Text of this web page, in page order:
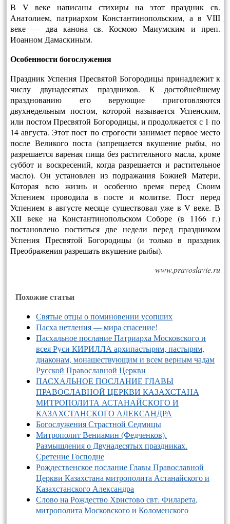
В V веке написаны стихиры на этот праздник св.
Анатолием, патриархом Константинопольским, а в VIII
веке — два канона св. Космою Маиумским и преп.
Иоанном Дамаскиным.
Особенности богослужения
Праздник Успения Пресвятой Богородицы принадлежит к
числу двунадесятых праздников. К достойнейшему
празднова­нию его верующие приготовляются
двухнедельным постом, которой называется Успенским,
или постом Пресвятой Богородицы, и продолжается с 1 по
14 августа. Этот пост по строгости занимает первое место
после Великого поста (запрещается вкушение рыбы, но
разрешается вареная пища без растительного масла, кроме
суббот и воскресений, когда разрешается и растительное
масло). Он установлен из подражания Божией Матери,
Которая всю жизнь и особенно время перед Своим
Успением проводила в посте и молитве. Пост перед
Успением в августе месяце существовал уже в V веке. В
XII веке на Константинопольском Соборе (в 1166 г.)
постановлено поститься две недели перед праздником
Успения Пресвятой Богородицы (и только в праздник
Преображения разрешать вкушение рыбы).
www.pravoslavie.ru
Похожие статьи
Святые отцы о поминовении усопших
Пасха нетления — мира спасение!
Пасхальное послание Патриарха Московского и
всея Руси КИРИЛЛА архипастырям, пастырям,
диаконам, монашествующим и всем верным чадам
Русской Православной Церкви
ПАСХАЛЬНОЕ ПОСЛАНИЕ ГЛАВЫ
ПРАВОСЛАВНОЙ ЦЕРКВИ КАЗАХСТАНА
МИТРОПОЛИТА АСТАНАЙСКОГО И
КАЗАХСТАНСКОГО АЛЕКСАНДРА
Богослужения Страстной Седмицы
Митрополит Вениамин (Федченков).
Размышления о Двунадесятых праздниках.
Сретение Господне
Рождественское послание Главы Православной
Церкви Казахстана митрополита Астанайского и
Казахстанского Александра
Слово на Рождество Христово свт. Филарета,
митрополита Московского и Коломенского